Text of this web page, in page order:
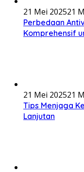
21 Mei 202521
Perbedaan
Komprehensif
21 Mei 202521
Tips Menjaga
Lanjutan